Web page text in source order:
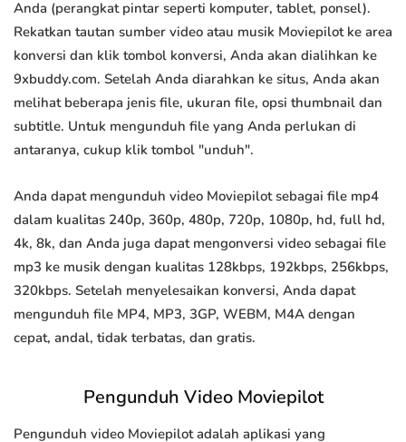
Anda (perangkat pintar seperti komputer, tablet, ponsel).
Rekatkan tautan sumber video atau musik Moviepilot ke area
konversi dan klik tombol konversi, Anda akan dialihkan ke
9xbuddy.com. Setelah Anda diarahkan ke situs, Anda akan
melihat beberapa jenis file, ukuran file, opsi thumbnail dan
subtitle. Untuk mengunduh file yang Anda perlukan di
antaranya, cukup klik tombol "unduh".
Anda dapat mengunduh video Moviepilot sebagai file mp4
dalam kualitas 240p, 360p, 480p, 720p, 1080p, hd, full hd,
4k, 8k, dan Anda juga dapat mengonversi video sebagai file
mp3 ke musik dengan kualitas 128kbps, 192kbps, 256kbps,
320kbps. Setelah menyelesaikan konversi, Anda dapat
mengunduh file MP4, MP3, 3GP, WEBM, M4A dengan
cepat, andal, tidak terbatas, dan gratis.
Pengunduh Video Moviepilot
Pengunduh video Moviepilot adalah aplikasi yang